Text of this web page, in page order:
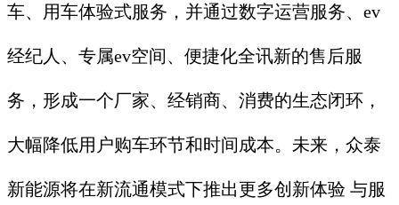
车、用车体验式服务，并通过数字运营服务、ev
经纪人、专属ev空间、便捷化全讯新的售后服
务，形成一个厂家、经销商、消费的生态闭环，
大幅降低用户购车环节和时间成本。未来，众泰
新能源将在新流通模式下推出更多创新体验 与服